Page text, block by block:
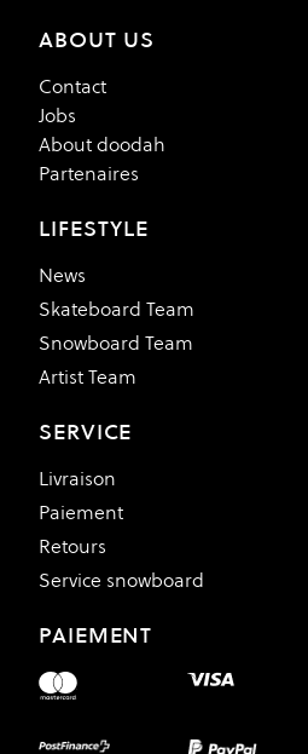
ABOUT US
Contact
Jobs
About doodah
Partenaires
LIFESTYLE
News
Skateboard Team
Snowboard Team
Artist Team
SERVICE
Livraison
Paiement
Retours
Service snowboard
PAIEMENT